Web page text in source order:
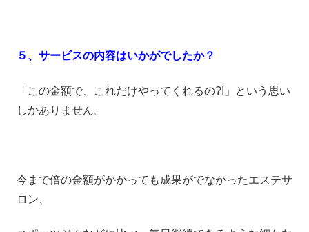
５、サービスの内容はいかがでしたか？
「この金額で、これだけやってくれるの?!」という思い
しかありません。
今まで倍の金額がかかっても成果がでなかったエステサ
ロン、